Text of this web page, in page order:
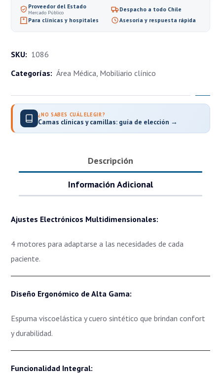
Proveedor del Estado
Mercado Público
Despacho a todo Chile
Para clínicas y hospitales
Asesoría y respuesta rápida
SKU: 1086
Categorías: Área Médica, Mobiliario clínico
¿NO SABES CUÁL ELEGIR?
Camas clínicas y camillas: guía de elección →
Descripción
Información Adicional
Ajustes Electrónicos Multidimensionales:
4 motores para adaptarse a las necesidades de cada
paciente.
Diseño Ergonómico de Alta Gama:
Espuma viscoelástica y cuero sintético que brindan confort
y durabilidad.
Funcionalidad Integral: